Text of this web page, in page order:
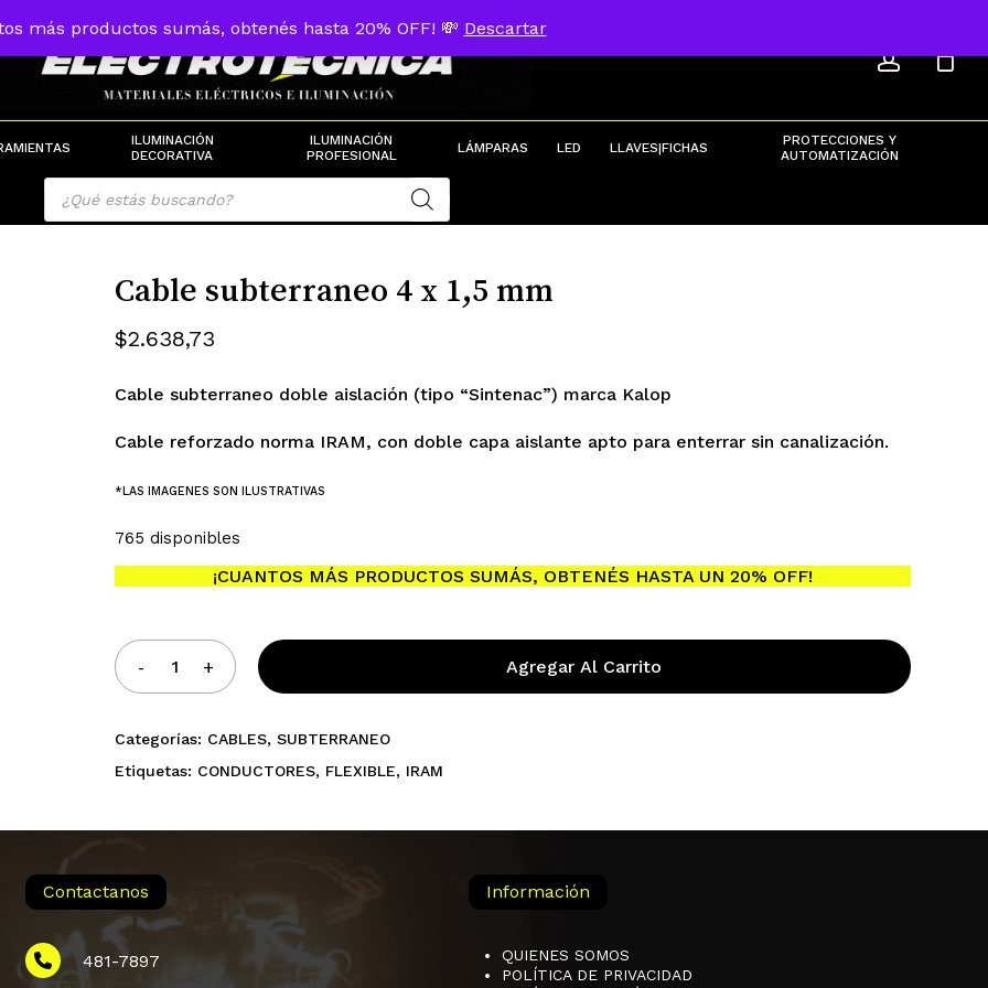
más productos sumás, obtenés hasta 20% OFF! 💸 Descartar
ILUMINACIÓN
DECORATIVA
ILUMINACIÓN
PROFESIONAL
LÁMPARAS LED LLAVES|FICHAS
PROTECCIONES Y
AUTOMATIZACIÓN
Cart Cart
No hay productos en el carrito.
Products
search
Cable subterraneo 4 x 1,5 mm
$2.638,73
Cable subterraneo doble aislación (tipo “Sintenac”) marca Kalop
Cable reforzado norma IRAM, con doble capa aislante apto para enterrar sin canalización.
*LAS IMAGENES SON ILUSTRATIVAS
765 disponibles
¡CUANTOS MÁS PRODUCTOS SUMÁS, OBTENÉS HASTA UN 20% OFF!
Agregar Al Carrito
Categorías: CABLES, SUBTERRANEO
Etiquetas: CONDUCTORES, FLEXIBLE, IRAM
Contactanos
481-7897
Información
QUIENES SOMOS
POLÍTICA DE PRIVACIDAD